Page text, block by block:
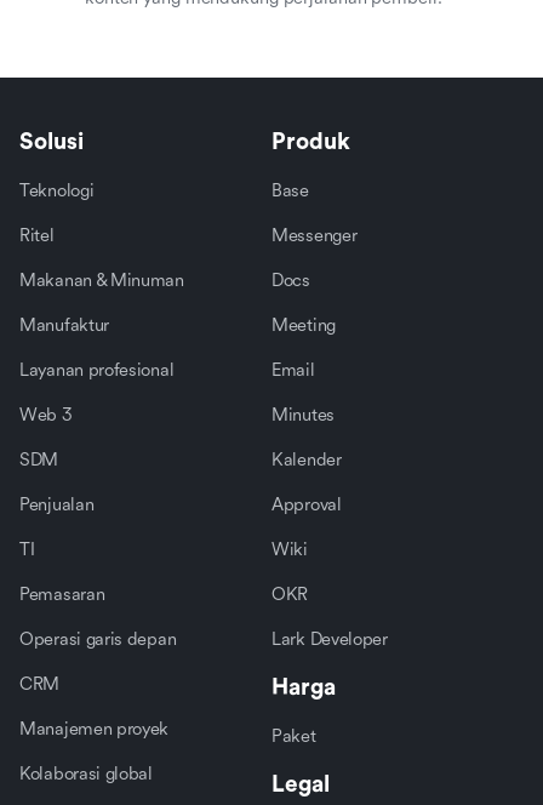
Solusi
Teknologi
Ritel
Makanan & Minuman
Manufaktur
Layanan profesional
Web 3
SDM
Penjualan
TI
Pemasaran
Operasi garis depan
CRM
Manajemen proyek
Kolaborasi global
Produk
Base
Messenger
Docs
Meeting
Email
Minutes
Kalender
Approval
Wiki
OKR
Lark Developer
Harga
Paket
Legal